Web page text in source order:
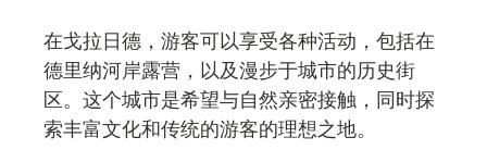
在戈拉日德，游客可以享受各种活动，包括在
德里纳河岸露营，以及漫步于城市的历史街
区。这个城市是希望与自然亲密接触，同时探
索丰富文化和传统的游客的理想之地。